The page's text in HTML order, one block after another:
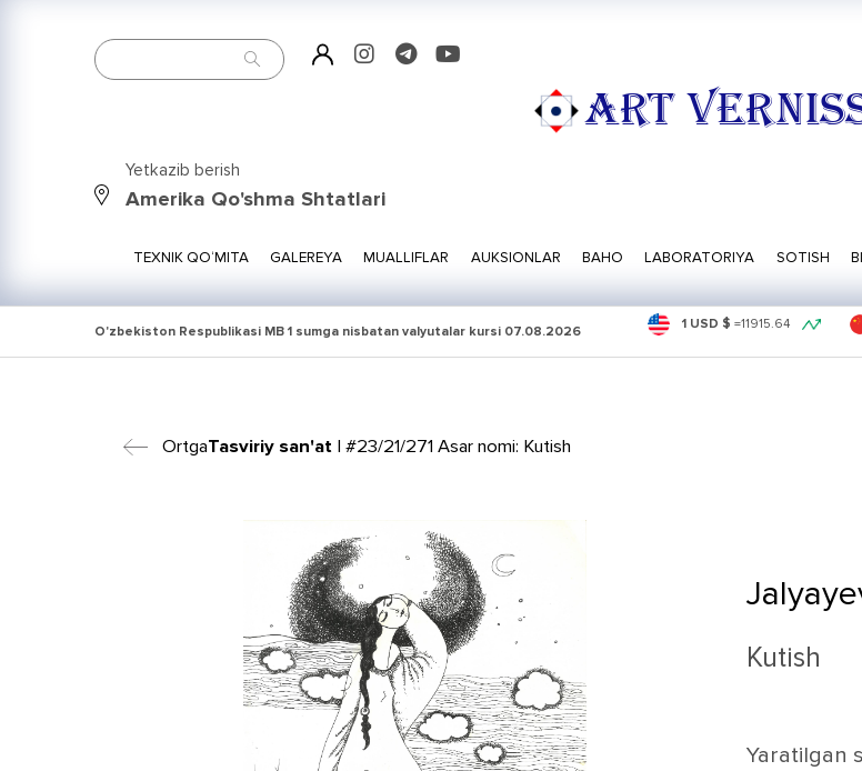
ART
Yetkazib berish
Amerika Qo'shma Shtatlari
TEXNIK QO‘MITA GALEREYA MUALLIFLAR AUKSIONLAR BAHO LABORATORIYA SOTISH
O'zbekiston Respublikasi MB 1 sumga nisbatan valyutalar kursi 07.08.2026 1 USD $ =11915.64
OrtgaTasviriy san'at| #23/21/271 Asar nomi: Kutish
Kutish
Yaratilgan